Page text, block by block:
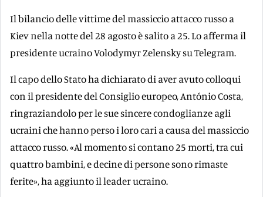
Il bilancio delle vittime del massiccio attacco russo a
Kiev nella notte del 28 agosto è salito a 25. Lo afferma il
presidente ucraino Volodymyr Zelensky su Telegram.
Il capo dello Stato ha dichiarato di aver avuto colloqui
con il presidente del Consiglio europeo, António Costa,
ringraziandolo per le sue sincere condoglianze agli
ucraini che hanno perso i loro cari a causa del massiccio
attacco russo. «Al momento si contano 25 morti, tra cui
quattro bambini, e decine di persone sono rimaste
ferite», ha aggiunto il leader ucraino.